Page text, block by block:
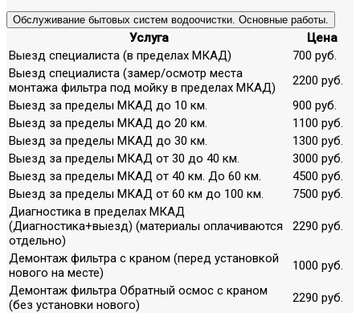
Обслуживание бытовых систем водоочистки. Основные работы.
Услуга
Цена
Выезд специалиста (в пределах МКАД)
700 руб.
Выезд специалиста (замер/осмотр места
монтажа фильтра под мойку в пределах МКАД)
2200 руб.
Выезд за пределы МКАД до 10 км.
900 руб.
Выезд за пределы МКАД до 20 км.
1100 руб.
Выезд за пределы МКАД до 30 км.
1300 руб.
Выезд за пределы МКАД от 30 до 40 км.
3000 руб.
Выезд за пределы МКАД от 40 км. До 60 км.
4500 руб.
Выезд за пределы МКАД от 60 км до 100 км.
7500 руб.
Диагностика в пределах МКАД
(Диагностика+выезд) (материалы оплачиваются
отдельно)
2290 руб.
Демонтаж фильтра с краном (перед установкой
нового на месте)
1000 руб.
Демонтаж фильтра Обратный осмос с краном
(без установки нового)
2290 руб.